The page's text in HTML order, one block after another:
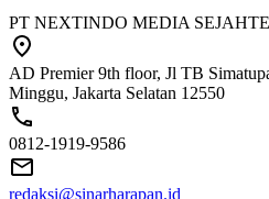
PT NEXTINDO MEDIA
AD Premier 9th floor, Jl TB
Minggu, Jakarta Selatan 12550
0812-1919-9586
redaksi@sinarharapan.id